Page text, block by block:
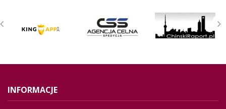
INFORMACJE